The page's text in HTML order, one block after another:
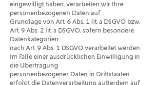
eingewilligt haben, verarbeiten wir Ihre
personenbezogenen Daten auf
Grundlage von Art. 6 Abs. 1 lit. a DSGVO bzw.
Art. 9 Abs. 2 lit. a DSGVO, sofern besondere
Datenkategorien
nach Art. 9 Abs. 1 DSGVO verarbeitet werden.
Im Falle einer ausdrücklichen Einwilligung in
die Übertragung
personenbezogener Daten in Drittstaaten
erfolgt die Datenverarbeitung außerdem auf